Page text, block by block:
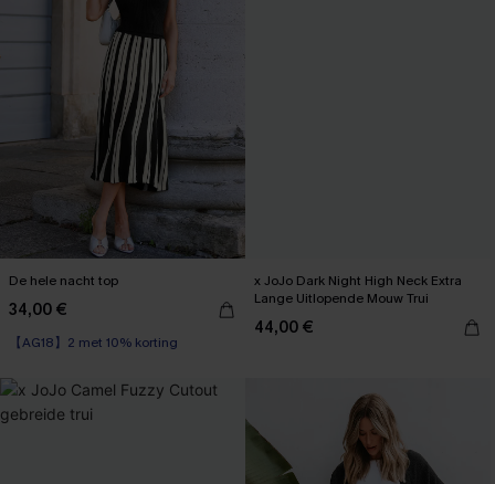
De hele nacht top
34,00 €
【AG18】2 met 10% korting
High Waist
x JoJo Dark Night High Neck Extra
Lange Uitlopende Mouw Trui
44,00 €